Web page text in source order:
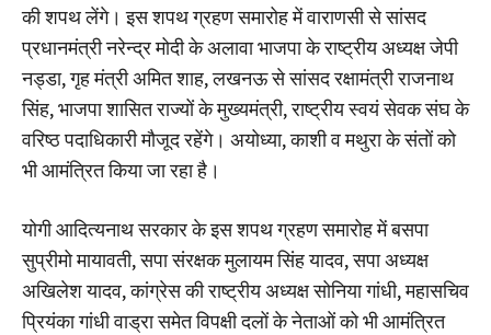
की शपथ लेंगे। इस शपथ ग्रहण समारोह में वाराणसी से सांसद
प्रधानमंत्री नरेन्द्र मोदी के अलावा भाजपा के राष्ट्रीय अध्यक्ष जेपी
नड्डा, गृह मंत्री अमित शाह, लखनऊ से सांसद रक्षामंत्री राजनाथ
सिंह, भाजपा शासित राज्यों के मुख्यमंत्री, राष्ट्रीय स्वयं सेवक संघ के
वरिष्ठ पदाधिकारी मौजूद रहेंगे। अयोध्या, काशी व मथुरा के संतों को
भी आमंत्रित किया जा रहा है।
योगी आदित्यनाथ सरकार के इस शपथ ग्रहण समारोह में बसपा
सुप्रीमो मायावती, सपा संरक्षक मुलायम सिंह यादव, सपा अध्यक्ष
अखिलेश यादव, कांग्रेस की राष्ट्रीय अध्यक्ष सोनिया गांधी, महासचिव
प्रियंका गांधी वाड्रा समेत विपक्षी दलों के नेताओं को भी आमंत्रित